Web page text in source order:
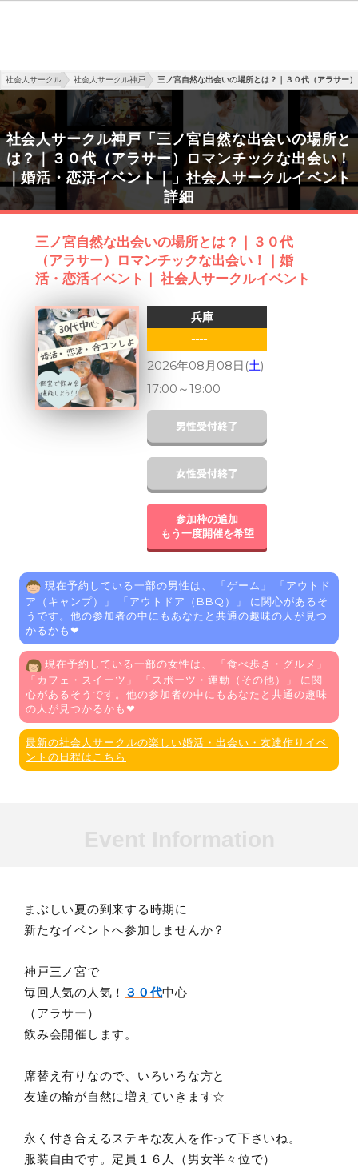
社会人サークル 社会人サークル神戸 三ノ宮自然な出会いの場所とは？｜３０代（アラサー
社会人サークル神戸「三ノ宮自然な出会いの場所と
は？｜３０代（アラサー）ロマンチックな出会い！
｜婚活・恋活イベント｜」社会人サークルイベント
詳細
三ノ宮自然な出会いの場所とは？｜３０代
（アラサー）ロマンチックな出会い！｜婚
活・恋活イベント｜ 社会人サークルイベント
兵庫
----
2026年08月08日(土)
17:00 ～19:00
参加枠の追加
もう一度開催を希望
現在予約している一部の男性は、 「 ゲーム 」 「 アウトド
ア（キャンプ）
」 「アウトドア（BBQ）
」 に関心があるそ
うです。他の参加者の中にもあなたと共通の趣味の人が見つ
かるかも❤
現在予約している一部の女性は、 「 食べ歩き・グルメ 」
「 カフェ・スイーツ 」 「スポーツ・運動（その他）
」 に関
心があるそうです。他の参加者の中にもあなたと共通の趣味
の人が見つかるかも❤
最新の社会人サークルの楽しい婚活・出会い・友達作りイベ
ントの日程はこちら
まぶしい夏の到来する時期に
新たなイベントへ参加しませんか？
神戸三ノ宮で
毎回人気の人気！ ３０代中心
（アラサー）
飲み会開催します。
席替え有りなので、いろいろな方と
友達の輪が自然に増えていきます☆
永く付き合えるステキな友人を作って下さいね。
服装自由です。定員１６人（男女半々位で）